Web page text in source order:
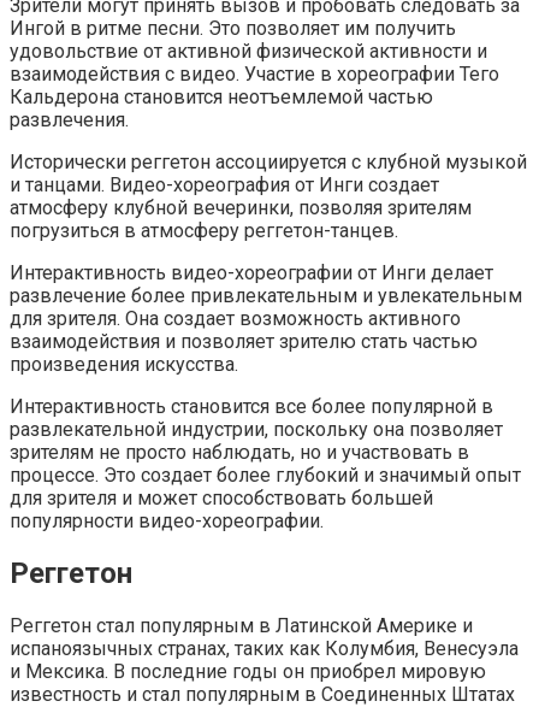
Зрители могут принять вызов и пробовать следовать за
Ингой в ритме песни. Это позволяет им получить
удовольствие от активной физической активности и
взаимодействия с видео. Участие в хореографии Тего
Кальдерона становится неотъемлемой частью
развлечения.
Исторически реггетон ассоциируется с клубной музыкой
и танцами. Видео-хореография от Инги создает
атмосферу клубной вечеринки, позволяя зрителям
погрузиться в атмосферу реггетон-танцев.
Интерактивность видео-хореографии от Инги делает
развлечение более привлекательным и увлекательным
для зрителя. Она создает возможность активного
взаимодействия и позволяет зрителю стать частью
произведения искусства.
Интерактивность становится все более популярной в
развлекательной индустрии, поскольку она позволяет
зрителям не просто наблюдать, но и участвовать в
процессе. Это создает более глубокий и значимый опыт
для зрителя и может способствовать большей
популярности видео-хореографии.
Реггетон
Реггетон стал популярным в Латинской Америке и
испаноязычных странах, таких как Колумбия, Венесуэла
и Мексика. В последние годы он приобрел мировую
известность и стал популярным в Соединенных Штатах